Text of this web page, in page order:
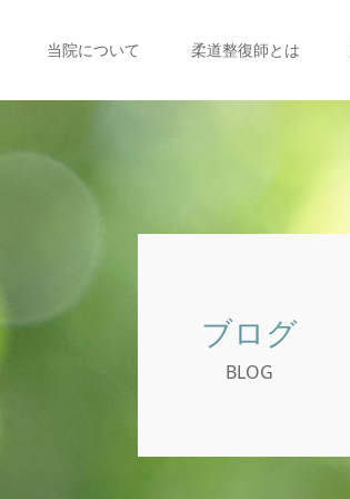
当院について 柔道整復師とは
ブログ
BLOG